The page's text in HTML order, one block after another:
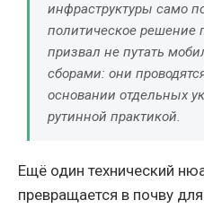
инфраструктуры само
политическое решение
призвал не путать
сборами: они
основании отдельных
рутинной практикой.
Ещё один технический
превращается в почву